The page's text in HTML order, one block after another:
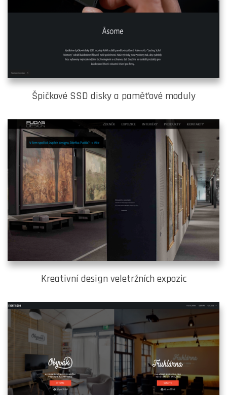
Špičkové SSD disky a paměťové moduly
Kreativní design veletržních expozic